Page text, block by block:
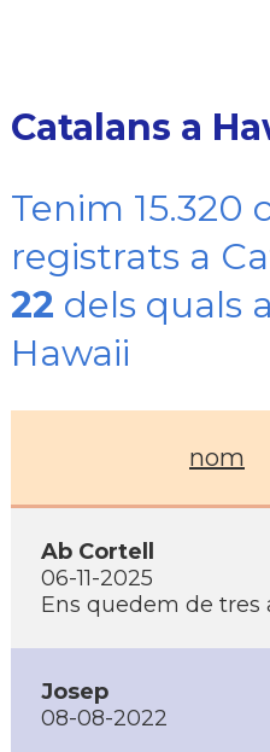
Catalans a
Tenim 15.320
registrats a
22 dels quals
Hawaii
nom
Ab Cortell
06-11-2025
Ens quedem de tres
Josep
08-08-2022